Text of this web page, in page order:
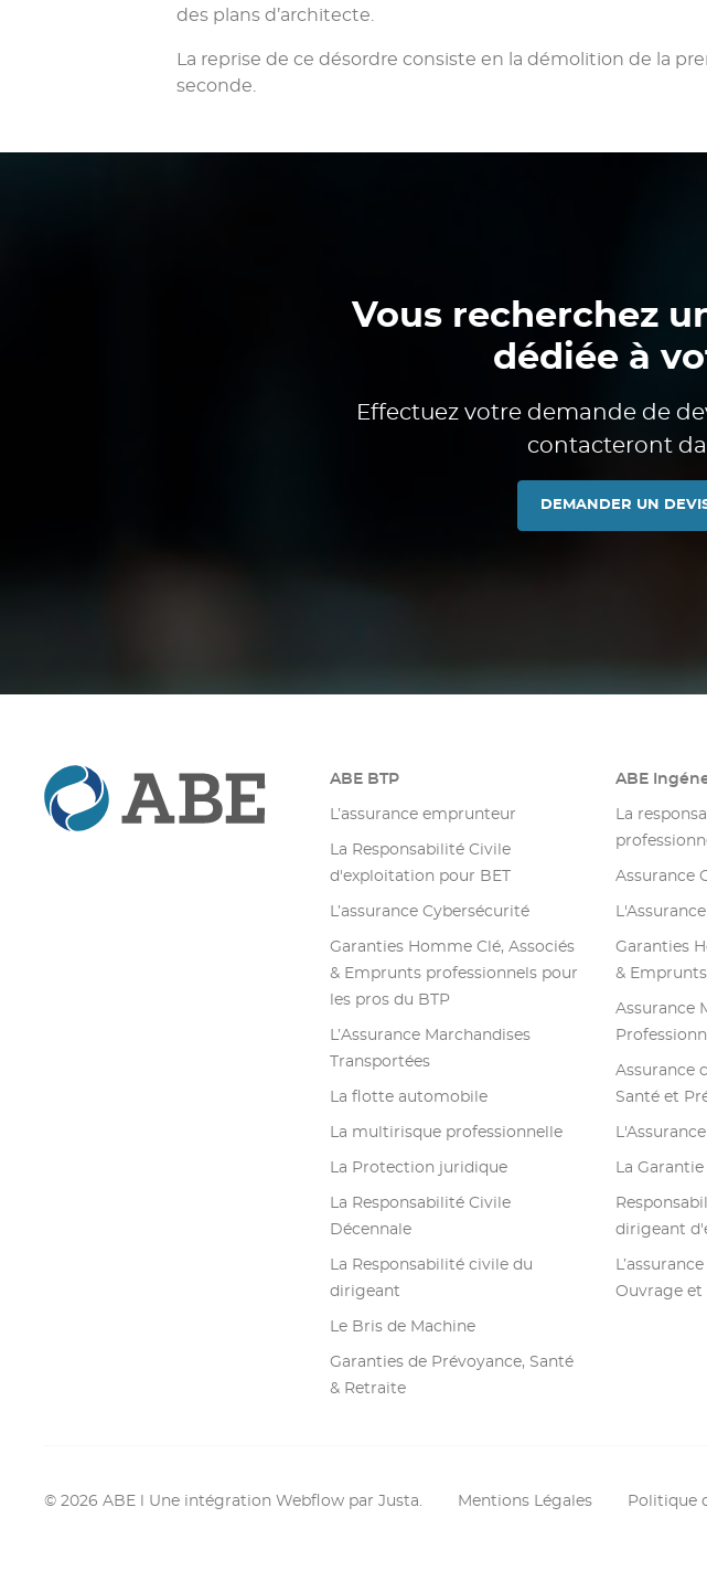
des plans d’architecte.
La reprise de ce désordre consiste en la démolition de la
seconde.
Vous recherchez
dédiée à
Effectuez votre demande de
contacteront
DEMANDER UN
ABE BTP
L’assurance emprunteur
La Responsabilité Civile
d'exploitation pour BET
L’assurance Cybersécurité
Garanties Homme Clé, Associés
& Emprunts professionnels pour
les pros du BTP
L’Assurance Marchandises
Transportées
La flotte automobile
La multirisque professionnelle
La Protection juridique
La Responsabilité Civile
Décennale
La Responsabilité civile du
dirigeant
Le Bris de Machine
Garanties de Prévoyance, Santé
& Retraite
ABE
La
Assurance
Garanties
&
Assurance
Assurance
Santé et
La
dirigeant
Ouvrage et
© 2026 ABE l Une intégration Webflow par Justa. Mentions Légales Politique